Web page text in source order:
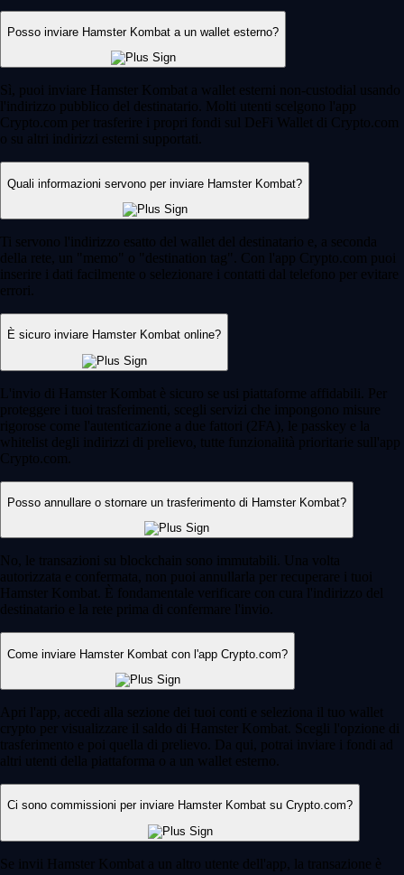
Posso inviare Hamster Kombat a un wallet esterno?
Sì, puoi inviare Hamster Kombat a wallet esterni non-custodial usando
l'indirizzo pubblico del destinatario. Molti utenti scelgono l'app
Crypto.com per trasferire i propri fondi sul DeFi Wallet di Crypto.com
o su altri indirizzi esterni supportati.
Quali informazioni servono per inviare Hamster Kombat?
Ti servono l'indirizzo esatto del wallet del destinatario e, a seconda
della rete, un "memo" o "destination tag". Con l'app Crypto.com puoi
inserire i dati facilmente o selezionare i contatti dal telefono per evitare
errori.
È sicuro inviare Hamster Kombat online?
L'invio di Hamster Kombat è sicuro se usi piattaforme affidabili. Per
proteggere i tuoi trasferimenti, scegli servizi che impongono misure
rigorose come l'autenticazione a due fattori (2FA), le passkey e la
whitelist degli indirizzi di prelievo, tutte funzionalità prioritarie sull'app
Crypto.com.
Posso annullare o stornare un trasferimento di Hamster Kombat?
No, le transazioni su blockchain sono immutabili. Una volta
autorizzata e confermata, non puoi annullarla per recuperare i tuoi
Hamster Kombat. È fondamentale verificare con cura l'indirizzo del
destinatario e la rete prima di confermare l'invio.
Come inviare Hamster Kombat con l'app Crypto.com?
Apri l'app, accedi alla sezione dei tuoi conti e seleziona il tuo wallet
crypto per visualizzare il saldo di Hamster Kombat. Scegli l'opzione di
trasferimento e poi quella di prelievo. Da qui, potrai inviare i fondi ad
altri utenti della piattaforma o a un wallet esterno.
Ci sono commissioni per inviare Hamster Kombat su Crypto.com?
Se invii Hamster Kombat a un altro utente dell'app, la transazione è